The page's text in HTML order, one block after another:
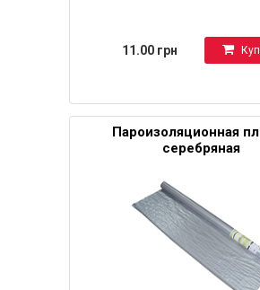
11.00 грн
Пароизоляционная
серебряная